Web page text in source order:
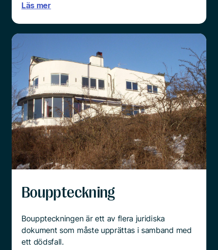
Läs mer
Bouppteckning
Bouppteckningen är ett av flera juridiska
dokument som måste upprättas i samband med
ett dödsfall.